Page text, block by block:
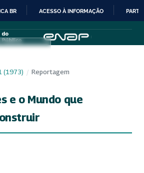
IR
PARA
CONTEÚDO
BR ACESSO À INFORMAÇÃO
(1973) / Reportagem
e o Mundo que